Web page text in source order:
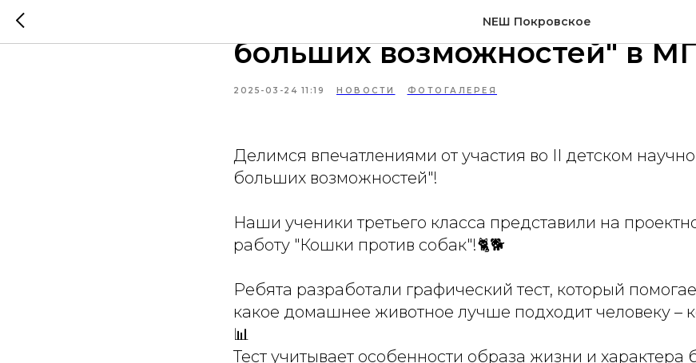
NEШ Покровское
II детский научный форум
больших возможностей" в
2025-03-24 11:19 НОВОСТИ ФОТОГАЛЕРЕЯ
Делимся впечатлениями от участия во II детском
больших возможностей"!
Наши ученики третьего класса представили на
работу "Кошки против собак"!🐈🐕
Ребята разработали графический тест, который
какое домашнее животное лучше подходит человеку –
📊
Тест учитывает особенности образа жизни и характера